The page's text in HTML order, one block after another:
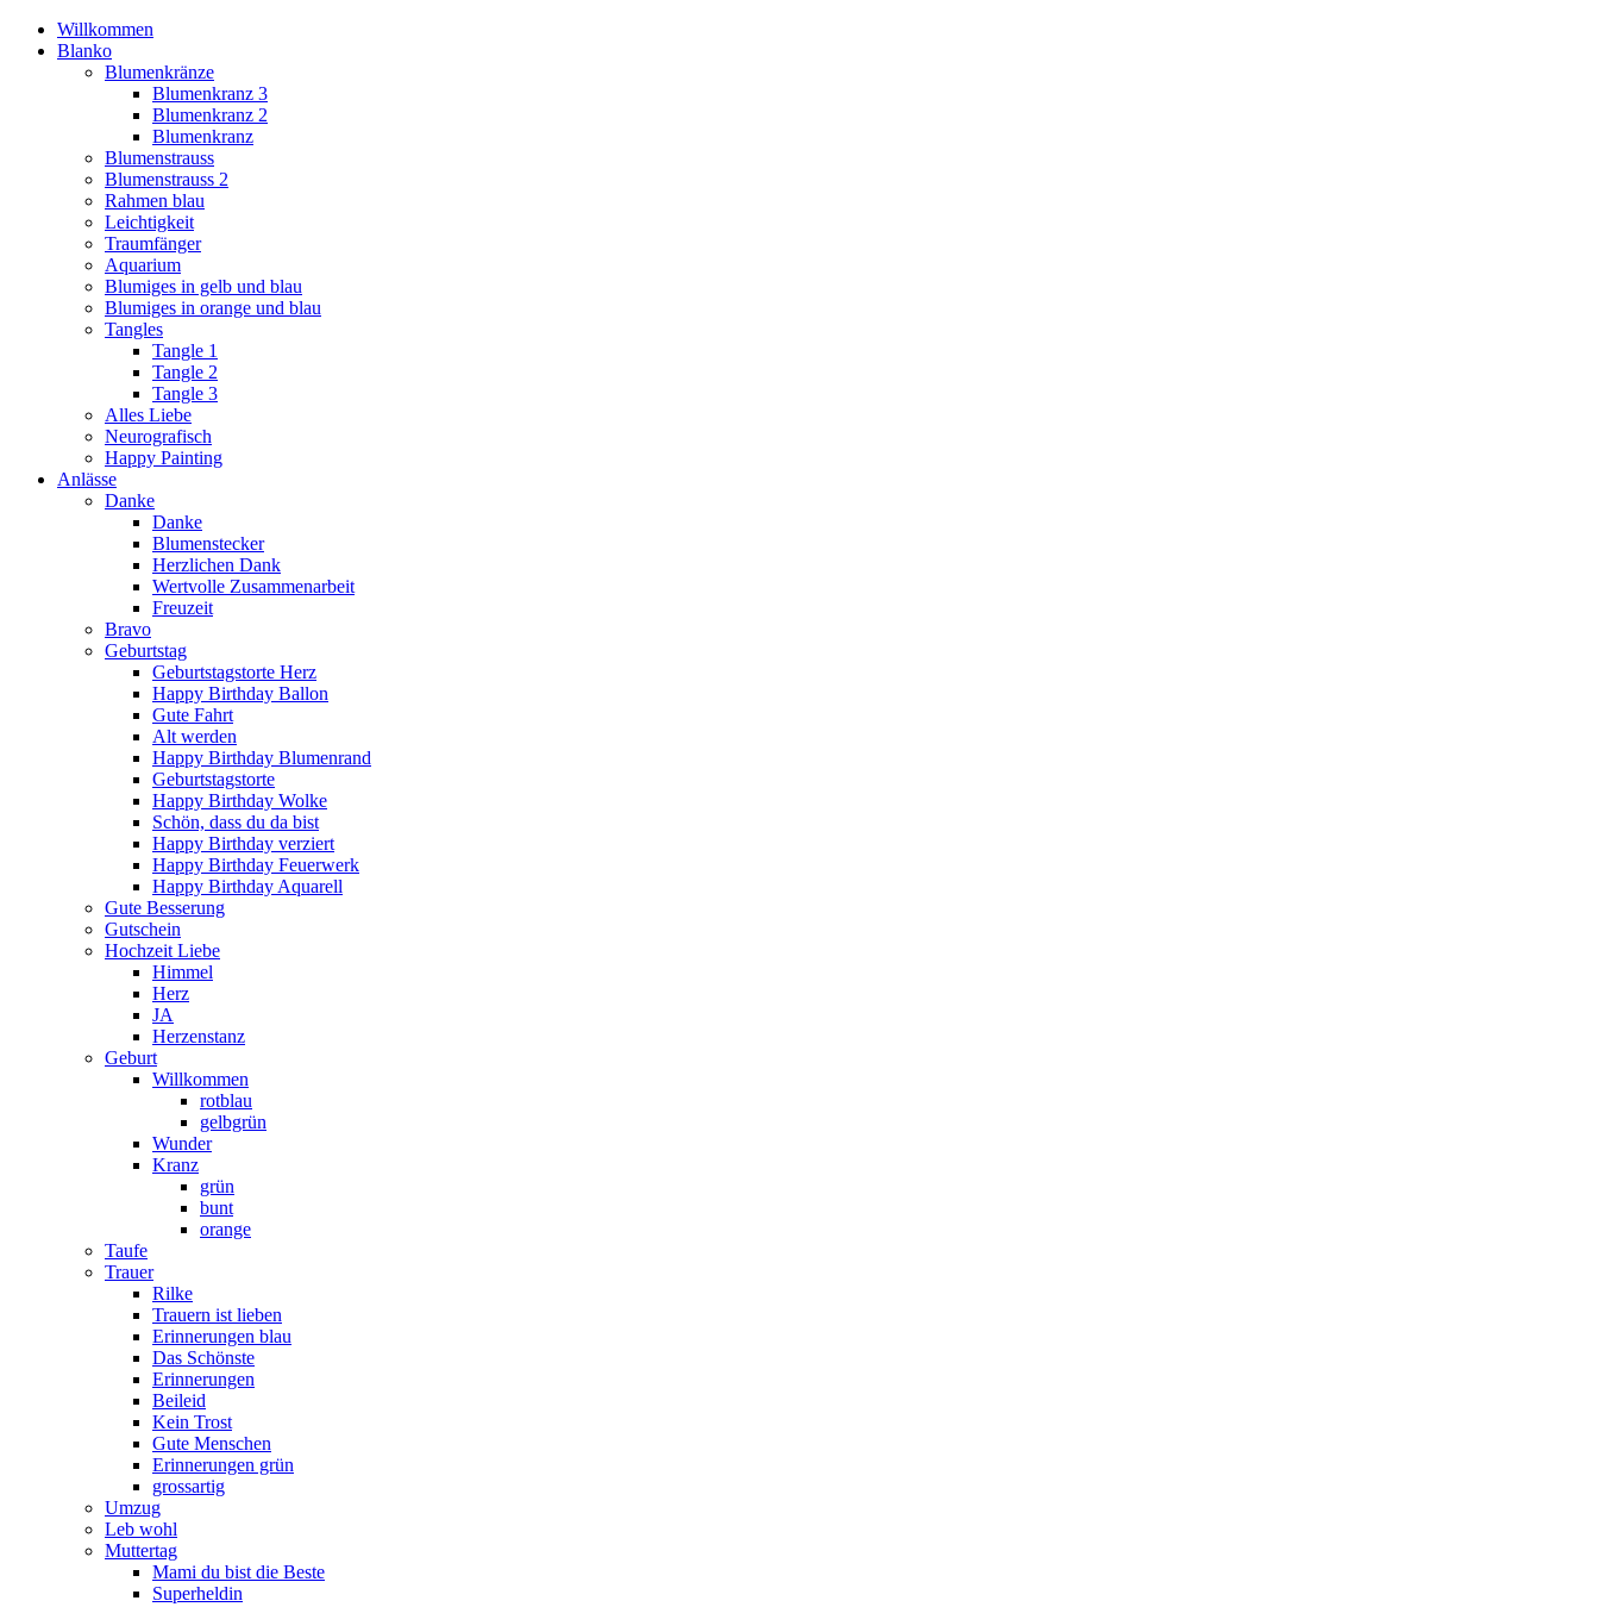
Willkommen
Blanko
Blumenkränze
Blumenkranz 3
Blumenkranz 2
Blumenkranz
Blumenstrauss
Blumenstrauss 2
Rahmen blau
Leichtigkeit
Traumfänger
Aquarium
Blumiges in gelb und blau
Blumiges in orange und blau
Tangles
Tangle 1
Tangle 2
Tangle 3
Alles Liebe
Neurografisch
Happy Painting
Anlässe
Danke
Danke
Blumenstecker
Herzlichen Dank
Wertvolle Zusammenarbeit
Freuzeit
Bravo
Geburtstag
Geburtstagstorte Herz
Happy Birthday Ballon
Gute Fahrt
Alt werden
Happy Birthday Blumenrand
Geburtstagstorte
Happy Birthday Wolke
Schön, dass du da bist
Happy Birthday verziert
Happy Birthday Feuerwerk
Happy Birthday Aquarell
Gute Besserung
Gutschein
Hochzeit Liebe
Himmel
Herz
JA
Herzenstanz
Geburt
Willkommen
rotblau
gelbgrün
Wunder
Kranz
grün
bunt
orange
Taufe
Trauer
Rilke
Trauern ist lieben
Erinnerungen blau
Das Schönste
Erinnerungen
Beileid
Kein Trost
Gute Menschen
Erinnerungen grün
grossartig
Umzug
Leb wohl
Muttertag
Mami du bist die Beste
Superheldin